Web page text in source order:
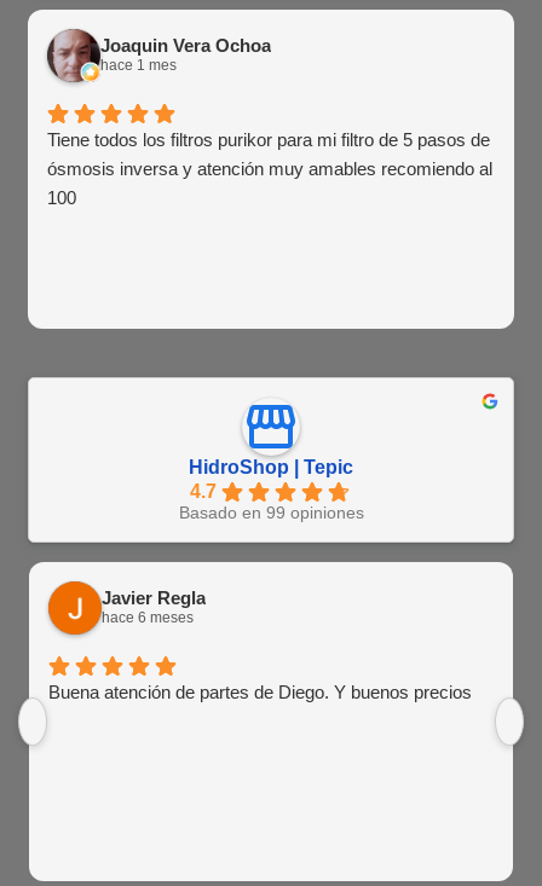
Joaquin Vera Ochoa
hace 1 mes
Tiene todos los filtros purikor para mi filtro de 5 pasos de
ósmosis inversa y atención muy amables recomiendo al
100
HidroShop | Tepic
4.7
Basado en 99 opiniones
Javier Regla
hace 6 meses
Buena atención de partes de Diego. Y buenos precios